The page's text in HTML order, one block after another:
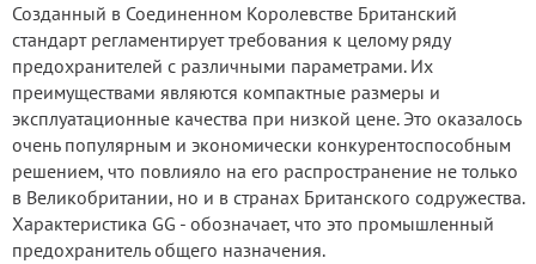
Созданный в Соединенном Королевстве Британский
стандарт регламентирует требования к целому ряду
предохранителей с различными параметрами. Их
преимуществами являются компактные размеры и
эксплуатационные качества при низкой цене. Это оказалось
очень популярным и экономически конкурентоспособным
решением, что повлияло на его распространение не только
в Великобритании, но и в странах Британского содружества.
Характеристика GG - обозначает, что это промышленный
предохранитель общего назначения.